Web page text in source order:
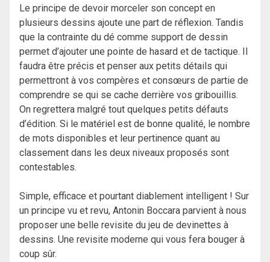
Le principe de devoir morceler son concept en
plusieurs dessins ajoute une part de réflexion. Tandis
que la contrainte du dé comme support de dessin
permet d’ajouter une pointe de hasard et de tactique. Il
faudra être précis et penser aux petits détails qui
permettront à vos compères et consœurs de partie de
comprendre se qui se cache derrière vos gribouillis.
On regrettera malgré tout quelques petits défauts
d’édition. Si le matériel est de bonne qualité, le nombre
de mots disponibles et leur pertinence quant au
classement dans les deux niveaux proposés sont
contestables.
Simple, efficace et pourtant diablement intelligent ! Sur
un principe vu et revu, Antonin Boccara parvient à nous
proposer une belle revisite du jeu de devinettes à
dessins. Une revisite moderne qui vous fera bouger à
coup sûr.